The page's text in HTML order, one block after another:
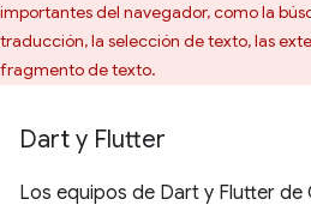
importantes del navegador, como la
traducción, la selección de texto, las
fragmento de texto.
Dart y Flutter
Los equipos de Dart y Flutter